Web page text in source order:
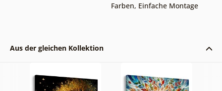
Farben, Einfache Montage
Aus der gleichen Kollektion